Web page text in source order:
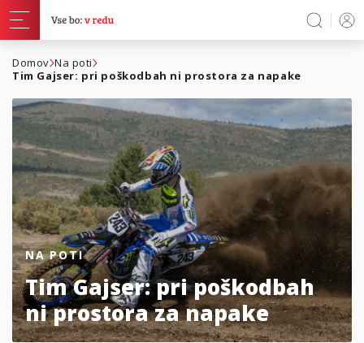
Domov Na poti
Tim Gajser: pri poškodbah ni prostora za napake
NA POTI
Tim Gajser: pri poškodbah
ni prostora za napake